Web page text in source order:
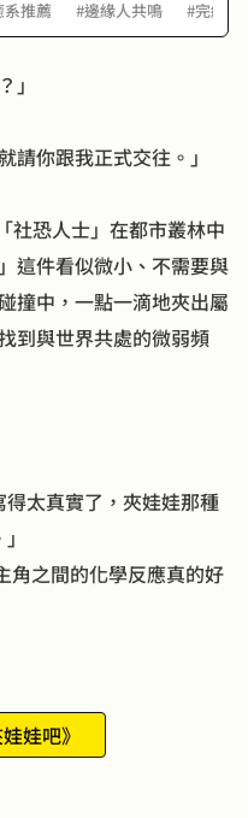
系推薦 #邊緣人共鳴 #完結作
」
請你跟我正式交往。」
社恐人士」在都市叢林中
這件看似微小、不需要與
撞中，一點一滴地夾出屬
到與世界共處的微弱頻
得太真實了，夾娃娃那種
角之間的化學反應真的好
娃吧》